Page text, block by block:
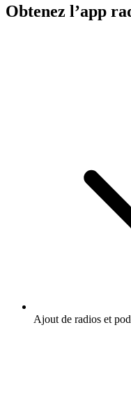
Obtenez l’app
Ajout de radios et